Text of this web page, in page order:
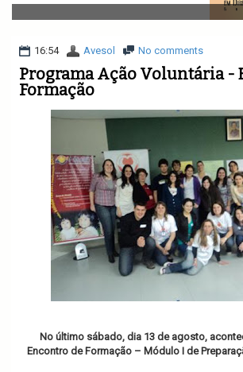
v
i
a
i
n
16:54 Avesol No comments
Programa Ação Voluntária -
Formação
No último sábado, dia 13 de agosto,
Encontro de Formação – Módulo I de